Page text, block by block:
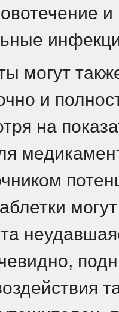
могут
и
на